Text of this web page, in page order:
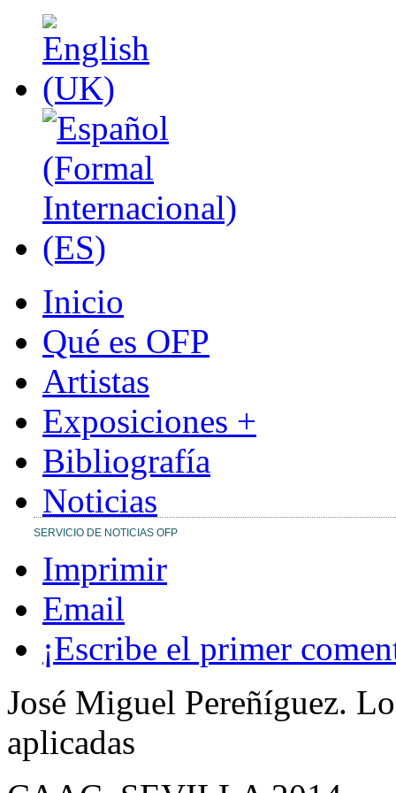
Inicio
Qué es OFP
Artistas
Exposiciones +
Bibliografía
Noticias
SERVICIO DE NOTICIAS OFP
Imprimir
Email
¡Escribe el primer
José Miguel Pereñíguez.
aplicadas